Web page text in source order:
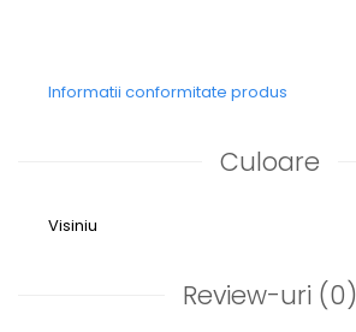
Informatii conformitate produs
Culoare
Visiniu
Review-uri (0)